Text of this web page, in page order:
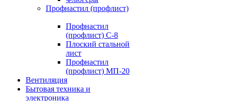
Профнастил (профлист)
Профнастил
(профлист) С-8
Плоский стальной
лист
Профнастил
(профлист) МП-20
Вентиляция
Бытовая техника и
электроника